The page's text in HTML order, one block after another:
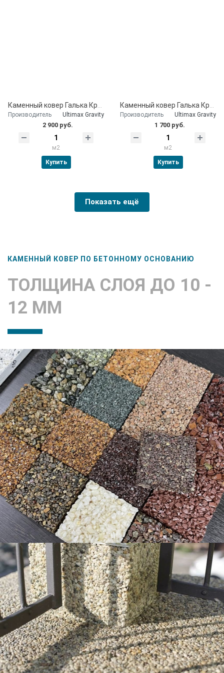
Производитель Ultimax Gravity
2 900 руб.
м2
Купить
Производитель Ultimax Gravity
1 700 руб.
м2
Купить
Показать ещё
КАМЕННЫЙ КОВЕР ПО БЕТОННОМУ ОСНОВАНИЮ
ТОЛЩИНА СЛОЯ ДО 10 -
12 ММ